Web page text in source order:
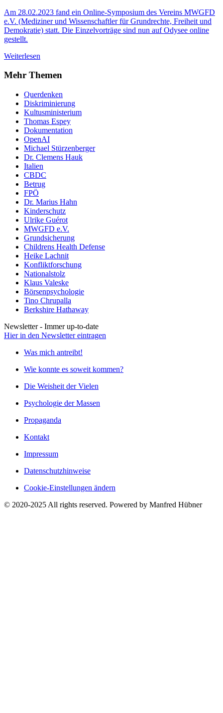
Am 28.02.2023 fand ein Online-Symposium des Vereins MWGFD
e.V. (Mediziner und Wissenschaftler für Grundrechte, Freiheit und
Demokratie) statt. Die Einzelvorträge sind nun auf Odysee online
gestellt.
Weiterlesen
Mehr Themen
Querdenken
Diskriminierung
Kultusministerium
Thomas Espey
Dokumentation
OpenAI
Michael Stürzenberger
Dr. Clemens Hauk
Italien
CBDC
Betrug
FPÖ
Dr. Marius Hahn
Kinderschutz
Ulrike Guérot
MWGFD e.V.
Grundsicherung
Childrens Health Defense
Heike Lachnit
Konfliktforschung
Nationalstolz
Klaus Valeske
Börsenpsychologie
Tino Chrupalla
Berkshire Hathaway
Newsletter - Immer up-to-date
Hier in den Newsletter eintragen
Was mich antreibt!
Wie konnte es soweit kommen?
Die Weisheit der Vielen
Psychologie der Massen
Propaganda
Kontakt
Impressum
Datenschutzhinweise
Cookie-Einstellungen ändern
© 2020-2025 All rights reserved. Powered by Manfred Hübner